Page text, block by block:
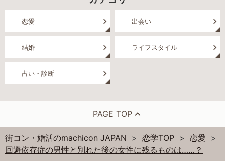
恋愛 出会い
結婚 ライフスタイル
占い・診断
PAGE TOP
街コン・婚活のmachicon JAPAN 恋学TOP
恋愛
回避依存症の男性と別れた後の女性に残るものは……？